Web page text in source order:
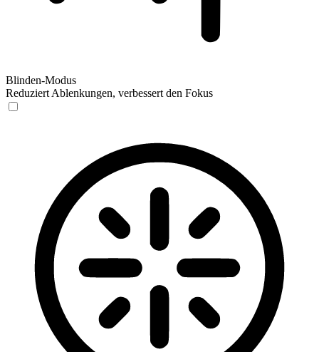
Blinden-Modus
Reduziert Ablenkungen, verbessert den Fokus